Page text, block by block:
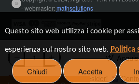
Aggiungi alla lista dei desideri
- webmaster:mathsolutions
Questo sito web utilizza i cookie per
esperienza sul nostro sito web. Politica
Chiudi Accetta